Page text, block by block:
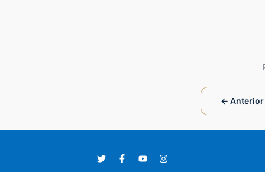
← Anterior